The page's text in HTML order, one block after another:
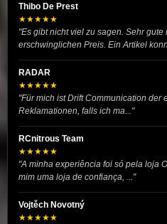
Thibo De Prest
★★★★★
"Es gibt nicht viel zu sagen. Sehr
erschwinglichen Preis. Ein Artikel
RADAR
★★★★★
"Für mich ist Drift Communication der
Reklamationen, falls ich ma..."
RCnitrous Team
★★★★★
"A minha experiência foi só pela loja
mim uma loja de confiança, ..."
Vojtěch Novotný
★★★★★